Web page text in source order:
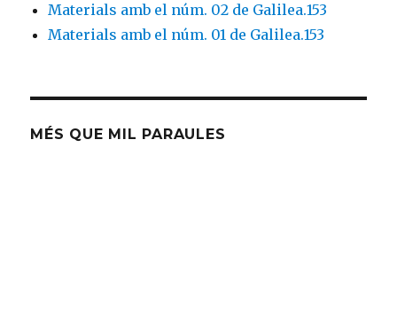
Materials amb el núm. 02 de Galilea.153
Materials amb el núm. 01 de Galilea.153
MÉS QUE MIL PARAULES